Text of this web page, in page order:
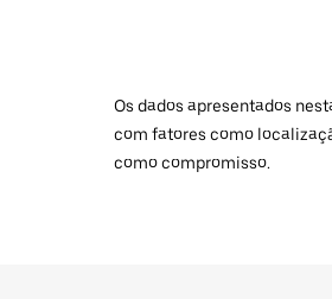
Os dados apresentados
com fatores como
como compromisso.